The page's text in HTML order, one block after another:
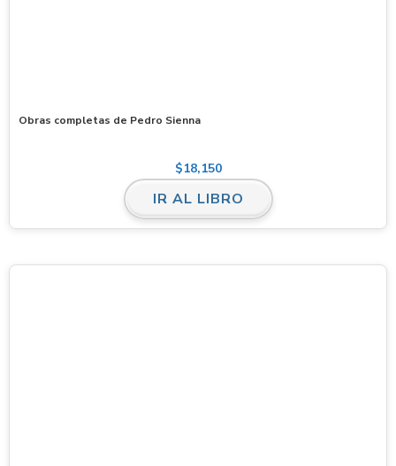
Obras completas de Pedro Sienna
$18,150
IR AL LIBRO